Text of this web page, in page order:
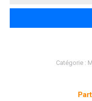
Catégorie :